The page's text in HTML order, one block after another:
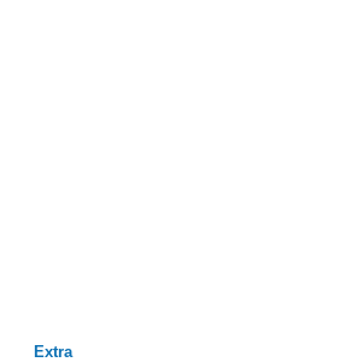
Extra